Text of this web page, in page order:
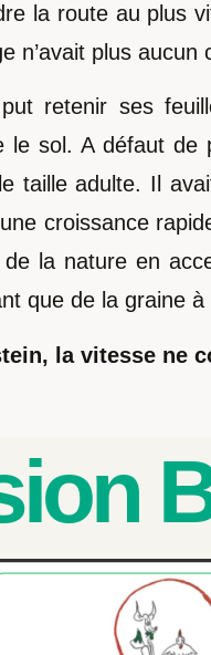
la route au plus
n’avait plus
retenir ses
le sol. A défaut
taille adulte. Il
croissance
la nature en
que de la graine
la vitesse